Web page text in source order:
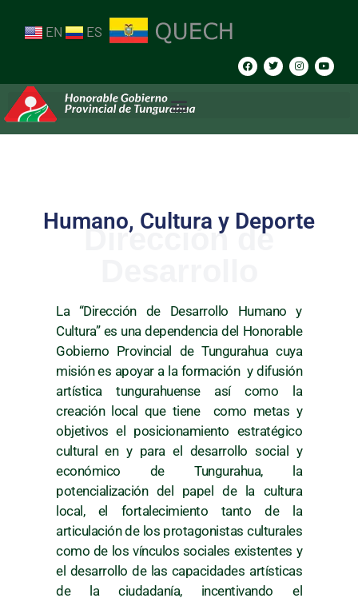
EN ES
Dirección de
Humano, Cultura y Deporte
La “Dirección de Desarrollo Humano y
Cultura” es una dependencia del Honorable
Gobierno Provincial de Tungurahua cuya
misión es apoyar a la formación y difusión
artística tungurahuense así como la
creación local que tiene como metas y
objetivos el posicionamiento estratégico
cultural en y para el desarrollo social y
económico de Tungurahua, la
potencialización del papel de la cultura
local, el fortalecimiento tanto de la
articulación de los protagonistas culturales
como de los vínculos sociales existentes y
el desarrollo de las capacidades artísticas
de la ciudadanía, incentivando el